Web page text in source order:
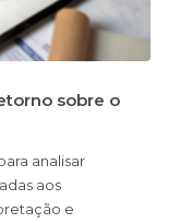
sobre o
analisar
aos
e